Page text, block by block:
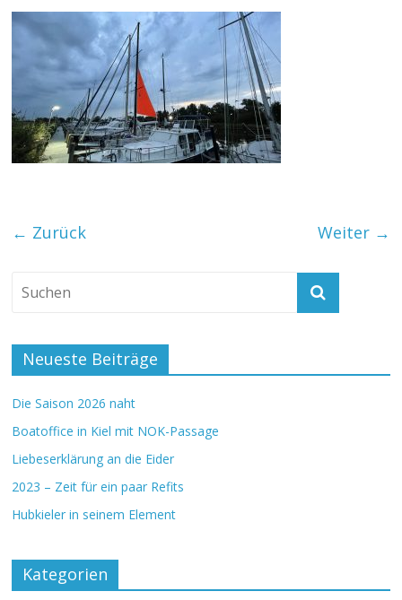
← Zurück Weiter →
Neueste Beiträge
Die Saison 2026 naht
Boatoffice in Kiel mit NOK-Passage
Liebeserklärung an die Eider
2023 – Zeit für ein paar Refits
Hubkieler in seinem Element
Kategorien